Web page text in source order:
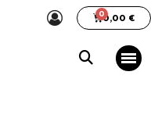
0,00 €